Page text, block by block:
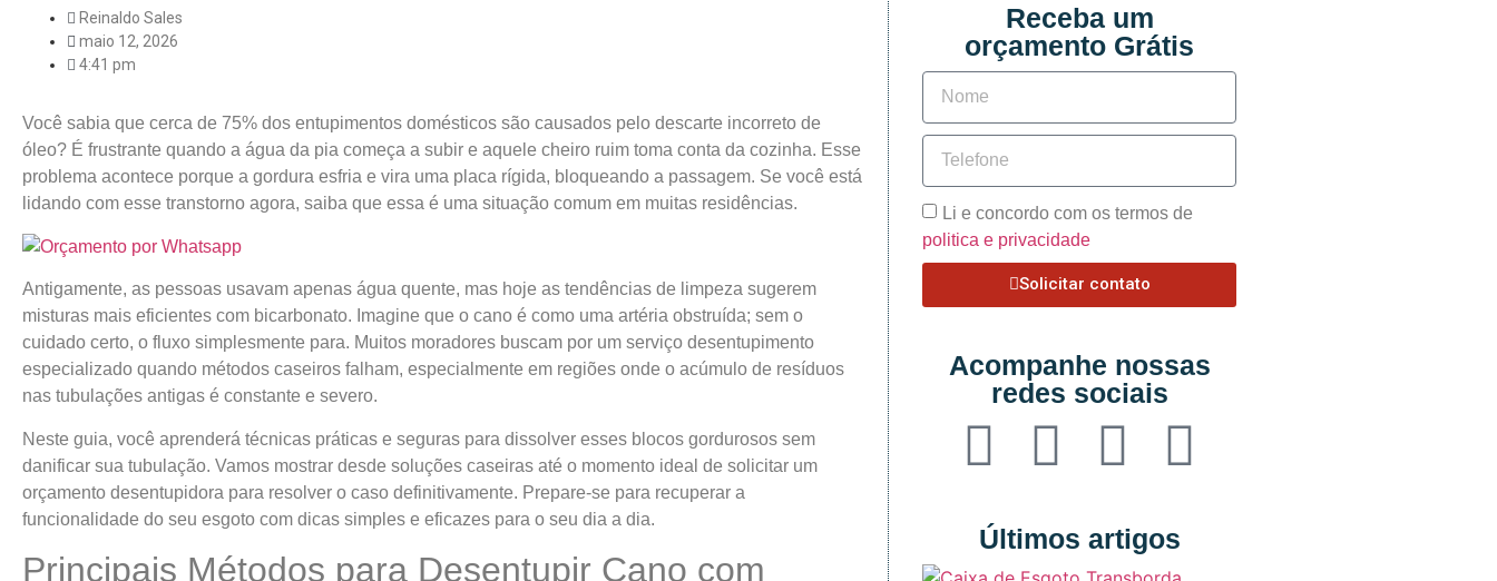
Reinaldo Sales
maio 12, 2026
4:41 pm
Você sabia que cerca de 75% dos entupimentos domésticos são causados pelo descarte incorreto de
óleo? É frustrante quando a água da pia começa a subir e aquele cheiro ruim toma conta da cozinha. Esse
problema acontece porque a gordura esfria e vira uma placa rígida, bloqueando a passagem. Se você está
lidando com esse transtorno agora, saiba que essa é uma situação comum em muitas residências.
Antigamente, as pessoas usavam apenas água quente, mas hoje as tendências de limpeza sugerem
misturas mais eficientes com bicarbonato. Imagine que o cano é como uma artéria obstruída; sem o
cuidado certo, o fluxo simplesmente para. Muitos moradores buscam por um serviço desentupimento
especializado quando métodos caseiros falham, especialmente em regiões onde o acúmulo de resíduos
nas tubulações antigas é constante e severo.
Neste guia, você aprenderá técnicas práticas e seguras para dissolver esses blocos gordurosos sem
danificar sua tubulação. Vamos mostrar desde soluções caseiras até o momento ideal de solicitar um
orçamento desentupidora para resolver o caso definitivamente. Prepare-se para recuperar a
funcionalidade do seu esgoto com dicas simples e eficazes para o seu dia a dia.
Principais Métodos para Desentupir Cano com
Receba um
orçamento Grátis
Li e concordo com os termos de
politica e privacidade
Solicitar contato
Acompanhe nossas
redes sociais
Últimos artigos